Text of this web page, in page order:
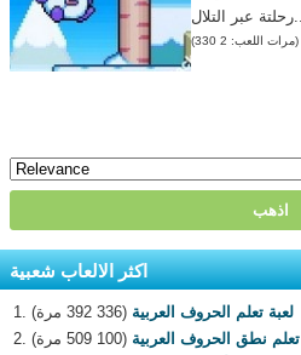
(مرات اللعب: 2 330)
اكثر الالعاب شعبية
لعبة تعلم الحروف العربية (336 392 مرة)
تعلم نطق الحروف العربية (100 509 مرة)